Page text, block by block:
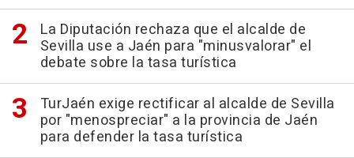
La Diputación rechaza que el alcalde de
Sevilla use a Jaén para "minusvalorar" el
debate sobre la tasa turística
TurJaén exige rectificar al alcalde de Sevilla
por "menospreciar" a la provincia de Jaén
para defender la tasa turística